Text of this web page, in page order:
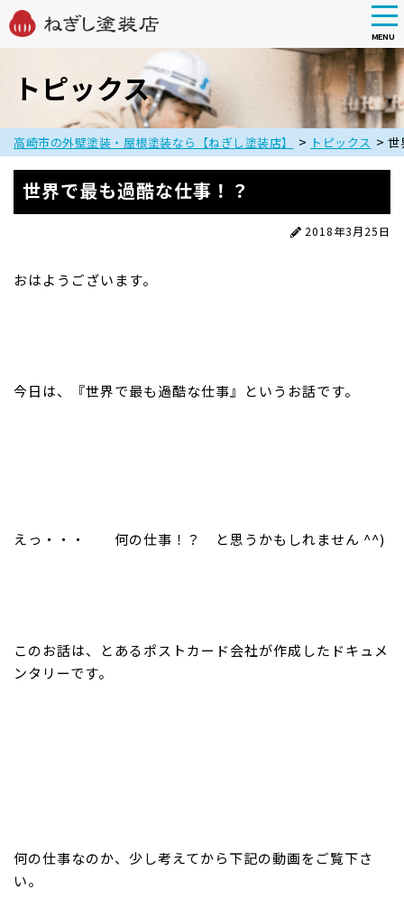
main
MENU
トピックス
高崎市の外壁塗装・屋根塗装なら【ねぎし塗装店】 > トピックス > 世
世界で最も過酷な仕事！？
2018年3月25日
おはようございます。
今日は、『世界で最も過酷な仕事』というお話です。
えっ・・・ 何の仕事！？ と思うかもしれません ^^)
このお話は、とあるポストカード会社が作成したドキュメ
ンタリーです。
何の仕事なのか、少し考えてから下記の動画をご覧下さ
い。